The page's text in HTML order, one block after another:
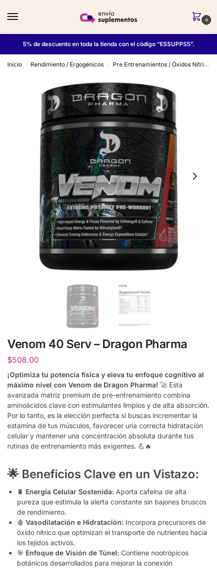
0
5% de descuento en toda la tienda con el código “ESSUPPS5”.
Inicio / Rendimiento / Ergogénicos / Pre Entrenamientos / Óxidos Nítricos
Venom 40 Serv – Dragon Pharma
$508.00
¡Optimiza tu potencia física y eleva tu enfoque cognitivo al
máximo nivel con Venom de Dragon Pharma! 🚀 Esta
avanzada matriz premium de pre-entrenamiento combina
aminoácidos clave con estimulantes limpios y de alta absorción.
Por lo tanto, es la elección perfecta si buscas incrementar la
estamina de tus músculos, favorecer una correcta hidratación
celular y mantener una concentración absoluta durante tus
rutinas de entrenamiento más exigentes. 💪🔥
🌟 Beneficios Clave en un Vistazo:
🔋 Energía Celular Sostenida: Aporta cafeína de alta
pureza que estimula la alerta constante sin bajones bruscos
de rendimiento.
🩸 Vasodilatación e Hidratación: Incorpora precursores de
óxido nítrico que optimizan el transporte de nutrientes hacia
los tejidos activos.
🎯 Enfoque de Visión de Túnel: Contiene nootrópicos
botánicos desarrollados para mejorar la conexión